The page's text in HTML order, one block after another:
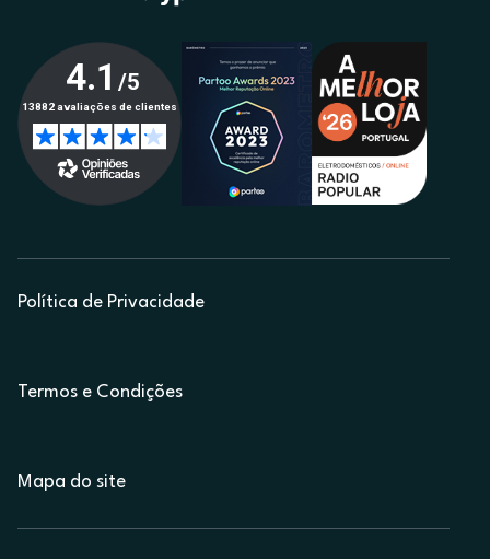
Política de Privacidade
Termos e Condições
Mapa do site